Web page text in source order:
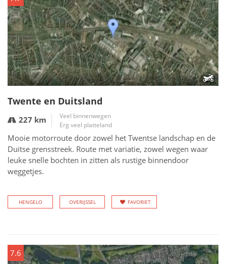
Twente en Duitsland
227 km
Veel binnenwegen
Erg veel platteland
Mooie motorroute door zowel het Twentse landschap en de
Duitse grensstreek. Route met variatie, zowel wegen waar
leuke snelle bochten in zitten als rustige binnendoor
weggetjes.
HENGELO OVERIJSSEL FAVORIET
7.6